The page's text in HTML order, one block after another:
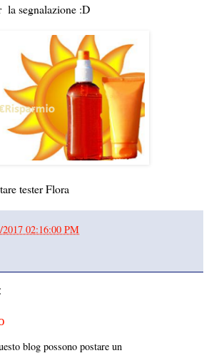
la segnalazione :D
tester Flora
2017 02:16:00 PM
blog possono postare un